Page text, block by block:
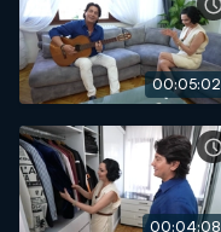
00:05:02
00:04:08